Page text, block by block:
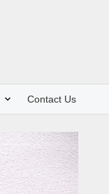
Contact Us